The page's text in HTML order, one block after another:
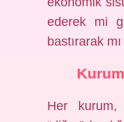
ederek mi
bastırarak
Her kurum,